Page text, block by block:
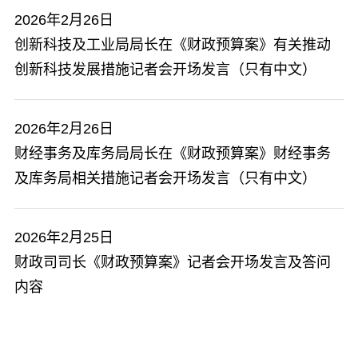
2026年2月26日
创新科技及工业局局长在《财政预算案》有关推动
创新科技发展措施记者会开场发言（只有中文）
2026年2月26日
​财经事务及库务局局长在《财政预算案》财经事务
及库务局相关措施记者会开场发言（只有中文）
2026年2月25日
财政司司长《财政预算案》记者会开场发言及答问
内容